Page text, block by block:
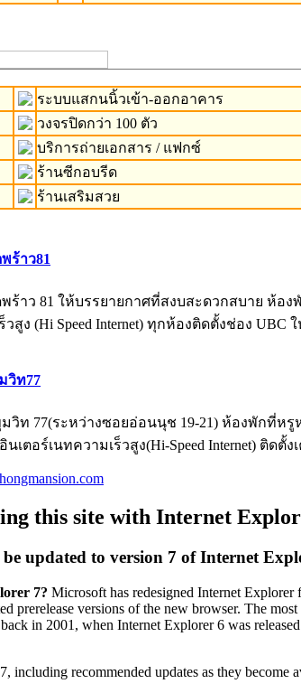
ระบบแสกนนิ้วเข้า-ออกอาคาร
วงจรปิดกว่า 100 ตัว
บริการถ่ายเอกสาร / แฟกซ์
ร้านซีกอบรีด
ร้านเสริมสวย
ร้าว81
ร้าว 81 ให้บรรยายกาศที่สงบสะดวกสบาย ห้
วสูง (Hi Speed Internet) ทุกห้องติดตั้งช่อง
วิท77
วิท 77(ระหว่างซอยอ่อนนุช 19-21) ห้องพักที่
เตอร์เนทความเร็วสูง(Hi-Speed Internet) ติดตั้งเ
this site with Internet
updated to version 7 of Internet
7? Microsoft has redesigned Internet
prerelease versions of the new browser. The
in 2001, when Internet Explorer 6 was
including recommended updates as they